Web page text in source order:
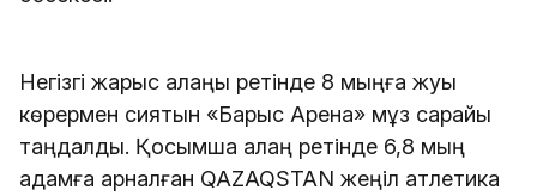
Негізгі жарыс алаңы ретінде 8 мыңға жуық
көрермен сиятын «Барыс Арена» мұз сарайы
таңдалды. Қосымша алаң ретінде 6,8 мың
адамға арналған QAZAQSTAN жеңіл атлетика